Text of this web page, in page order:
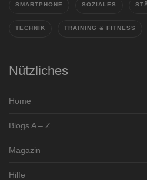
SMARTPHONE SOZIALES
TECHNIK TRAINING & FITNESS
Nützliches
Home
Blogs A – Z
Magazin
Hilfe